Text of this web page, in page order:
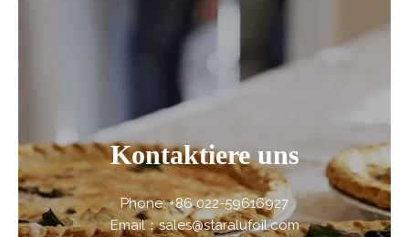
Kontaktiere uns
Phone: +86 022-59616927
Email：sales@staralufoil.com